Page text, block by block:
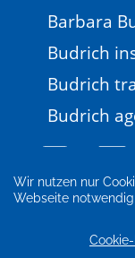
Wir nutzen nur
Webseite notwendig
Barbara
Budrich
Budrich
Budrich